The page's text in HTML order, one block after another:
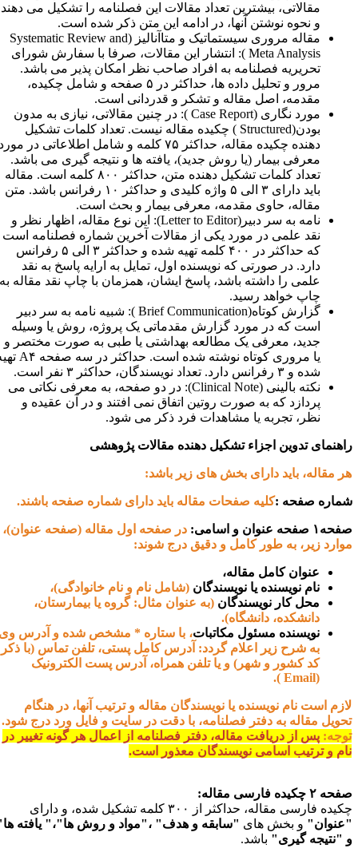
مقالاتی، بیشترین تعداد مقالات این فصلنامه را تشکیل می دهند
و نحوه نوشتن آنها، در ادامه این متن ذکر شده است.
مقاله مروری سیستماتیک و متاآنالیز ( Systematic Review and
Meta Analysis): انتشار این مقالات، صرفا با سفارش شورای
تحریریه فصلنامه به افراد صاحب نظر امکان پذیر می باشد.
مرور و تحلیل داده ها، حداکثر در ۵ صفحه و شامل چکیده،
مقدمه، اصل مقاله و تشکر و قدردانی است.
مورد نگاری (Case Report): در چنین مقالاتی، نیازی به مدون
بودن(Structured) چکیده مقاله نیست. تعداد کلمات تشکیل
دهنده چکیده مقاله، حداکثر ۷۵ کلمه و شامل اطلاعاتی در مورد
معرفی بیمار (یا روش جدید)، یافته ها و نتیجه گیری می باشد.
تعداد کلمات تشکیل دهنده متن، حداکثر ۸۰۰ کلمه است. مقاله
باید دارای ۳ الی ۵ واژه کلیدی و حداکثر ۱۰ رفرانس باشد. متن
مقاله، حاوی مقدمه، معرفی بیمار و بحث است.
نامه به سر دبیر(Letter to Editor): این نوع مقاله، اظهار نظر و
نقد علمی در مورد یکی از مقالات آخرین شماره فصلنامه است
که حداکثر در ۴۰۰ کلمه تهیه شده و حداکثر ۳ الی ۵ رفرانس
دارد. در صورتی که نویسنده اول، تمایل به ارایه پاسخ به نقد
علمی را داشته باشد، پاسخ ایشان، همزمان با چاپ نقد مقاله به
چاپ خواهد رسید.
گزارش کوتاه(Brief Communication): شبیه نامه به سر دبیر
است که در مورد گزارش مقدماتی یک پروژه، روش یا وسیله
جدید، معرفی یک مطالعه بهداشتی یا طبی به صورت مختصر و
یا مروری کوتاه نوشته شده است. حداکثر در سه صفحهA۴تهیه
شده و ۳ رفرانس دارد. تعداد نویسندگان، حداکثر ۳ نفر است.
نکته بالینی ( Clinical Note): در دو صفحه، به معرفی نکاتی می
پردازد که به صورت روتین اتفاق نمی افتند و در آن عقیده و
نظر، تجربه یا مشاهدات فرد ذکر می شود.
تدوین اجزاء تشکیل دهنده مقالات پژوهشی
مقاله، باید دارای بخش های زیر باشد:
صفحه:کلیه صفحات مقاله باید دارای شماره صفحه باشند.
صفحه عنوان و اسامی:
در صفحه اول مقاله (صفحه عنوان)،
زیر، به طور کامل و دقیق درج شوند:
عنوان کامل مقاله،
نام نویسنده یا نویسندگان(شامل نام و نام خانوادگی)،
محل کار نویسندگان(به عنوان مثال: گروه یا بیمارستان،
دانشکده، دانشگاه).
نویسنده مسئول مکاتبات، با ستاره * مشخص شده و آدرس وی
به شرح زیر اعلام گردد: آدرس کامل پستی، تلفن تماس (با ذکر
کد کشور و شهر) و یا تلفن همراه، آدرس پست الکترونیک
Email
).
است نام نویسنده یا نویسندگان مقاله و ترتیب آنها، در هنگام
مقاله به دفتر فصلنامه، با دقت در سایت و فایل ورد درج شود.
پس از دریافت مقاله، دفتر فصلنامه از اعمال هر گونه تغییر در
و ترتیب اسامی نویسندگان معذور است.
۲ چکیده فارسی مقاله:
فارسی مقاله، حداکثر از ۳۰۰ کلمه تشکیل شده، و دارای
و بخش های"سابقه و هدف" ،"مواد و روش ها"،" یافته ها"
"نتیجه گیری"باشد.